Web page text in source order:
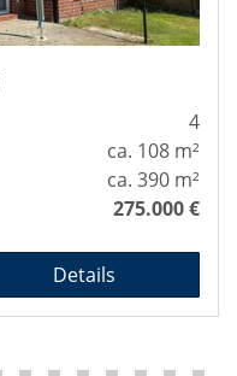
4
ca. 108 m²
ca. 390 m²
275.000 €
Details